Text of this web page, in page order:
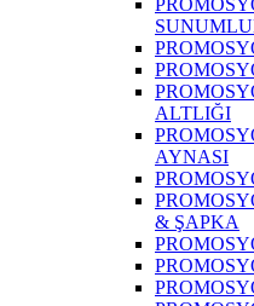
ALTLIĞI
AYNASI
& ŞAPKA